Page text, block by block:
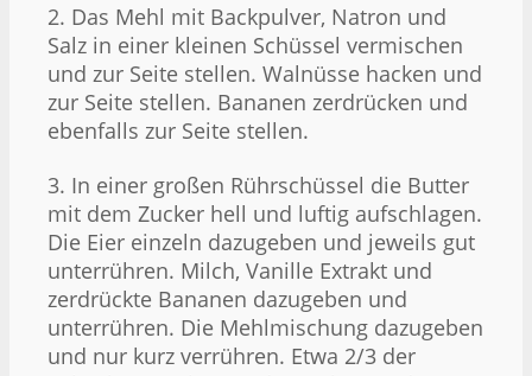
2. Das Mehl mit Backpulver, Natron und
Salz in einer kleinen Schüssel vermischen
und zur Seite stellen. Walnüsse hacken und
zur Seite stellen. Bananen zerdrücken und
ebenfalls zur Seite stellen.
3. In einer großen Rührschüssel die Butter
mit dem Zucker hell und luftig aufschlagen.
Die Eier einzeln dazugeben und jeweils gut
unterrühren. Milch, Vanille Extrakt und
zerdrückte Bananen dazugeben und
unterrühren. Die Mehlmischung dazugeben
und nur kurz verrühren. Etwa 2/3 der